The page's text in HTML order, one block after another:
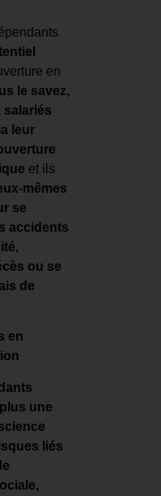
en
le savez,
salariés
leur
et ils
mêmes
se
accidents
ou se
de
en
une
liés